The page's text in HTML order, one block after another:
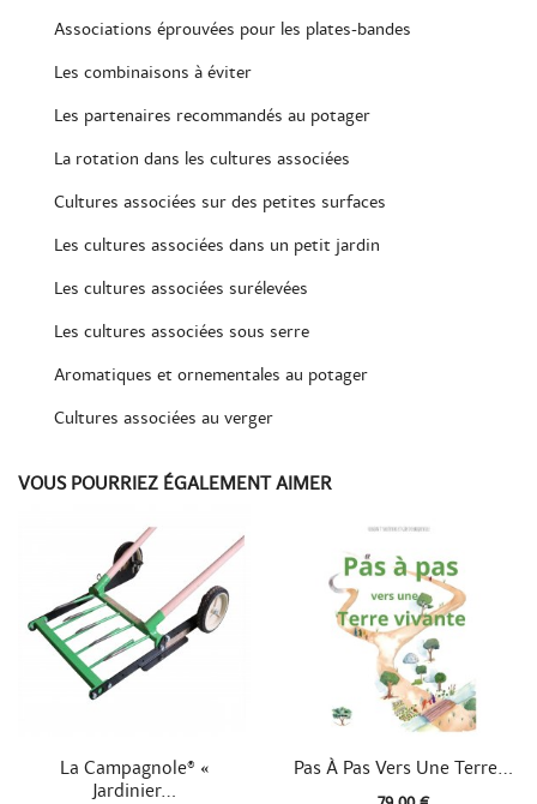
Associations éprouvées pour les plates-bandes
Les combinaisons à éviter
Les partenaires recommandés au potager
La rotation dans les cultures associées
Cultures associées sur des petites surfaces
Les cultures associées dans un petit jardin
Les cultures associées surélevées
Les cultures associées sous serre
Aromatiques et ornementales au potager
Cultures associées au verger
VOUS POURRIEZ ÉGALEMENT AIMER
Aperçu rapide
La Campagnole® «
Jardinier...
Aperçu rapide
Pas À Pas Vers Une Terre...